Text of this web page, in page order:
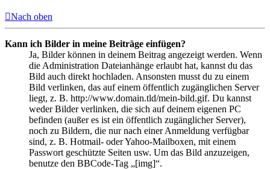
Nach oben
Kann ich Bilder in meine Beiträge einfügen?
Ja, Bilder können in deinem Beitrag angezeigt werden. Wenn
die Administration Dateianhänge erlaubt hat, kannst du das
Bild auch direkt hochladen. Ansonsten musst du zu einem
Bild verlinken, das auf einem öffentlich zugänglichen Server
liegt, z. B. http://www.domain.tld/mein-bild.gif. Du kannst
weder Bilder verlinken, die sich auf deinem eigenen PC
befinden (außer es ist ein öffentlich zugänglicher Server),
noch zu Bildern, die nur nach einer Anmeldung verfügbar
sind, z. B. Hotmail- oder Yahoo-Mailboxen, mit einem
Passwort geschützte Seiten usw. Um das Bild anzuzeigen,
benutze den BBCode-Tag „[img]“.